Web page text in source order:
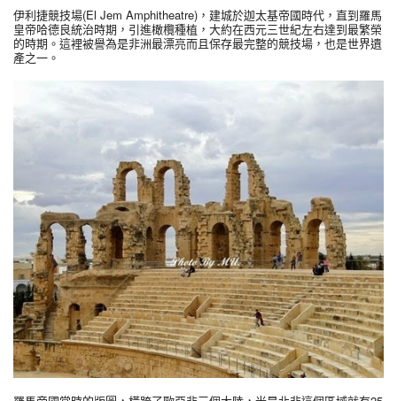
伊利捷競技場(El Jem Amphitheatre)，建城於迦太基帝國時代，直到羅馬
皇帝哈德良統治時期，引進橄欖種植，大約在西元三世紀左右達到最繁榮
的時期。這裡被譽為是非洲最漂亮而且保存最完整的競技場，也是世界遺
產之一。